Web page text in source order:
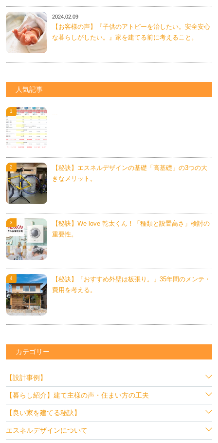
2024.02.09
【お客様の声】『子供のアトピーを治したい。安全安心
な暮らしがしたい。』家を建てる前に考えること。
人気記事
...
【秘訣】エスネルデザインの基礎「高基礎」の3つの大
きなメリット。
【秘訣】We love 乾太くん！「種類と設置高さ」検討の
重要性。
【秘訣】「おすすめ外壁は板張り。」35年間のメンテ・
費用を考える。
カテゴリー
【設計事例】
【暮らし紹介】建て主様の声・住まい方の工夫
【良い家を建てる秘訣】
エスネルデザインについて